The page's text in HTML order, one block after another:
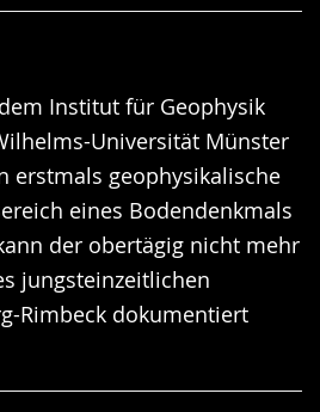
Institut für Geophysik
Universität Münster
erstmals geophysikalische
eines Bodendenkmals
der obertägig nicht mehr
jungsteinzeitlichen
Rimbeck dokumentiert